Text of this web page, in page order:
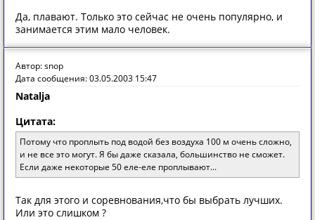
Да, плавают. Только это сейчас не очень популярно, и
занимается этим мало человек.
Автор: snop
Дата сообщения: 03.05.2003 15:47
Natalja
Цитата:
Потому что проплыть под водой без воздуха 100 м очень сложно,
и не все это могут. Я бы даже сказала, большинство не сможет.
Если даже некоторые 50 еле-еле проплывают...
Так для этого и соревнования,что бы выбрать лучших.
Или это слишком ?